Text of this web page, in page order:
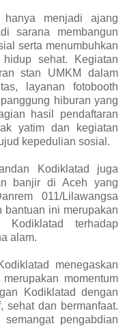
hanya menjadi ajang
sarana membangun
serta menumbuhkan
sehat. Kegiatan
stan UMKM dalam
layanan fotobooth
hiburan yang
hasil pendaftaran
yatim dan kegiatan
kepedulian sosial.
Kodiklatad juga
banjir di Aceh yang
011/Lilawangsa
bantuan ini merupakan
terhadap
alam.
menegaskan
momentum
Kodiklatad dengan
sehat dan bermanfaat.
pengabdian